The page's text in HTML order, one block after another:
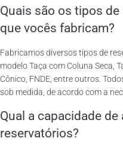
Quais são os tipos
que vocês fabricam?
Fabricamos diversos tipos de
modelo Taça com Coluna Seca,
Cônico, FNDE, entre outros.
sob medida, de acordo com a
Qual a capacidade
reservatórios?